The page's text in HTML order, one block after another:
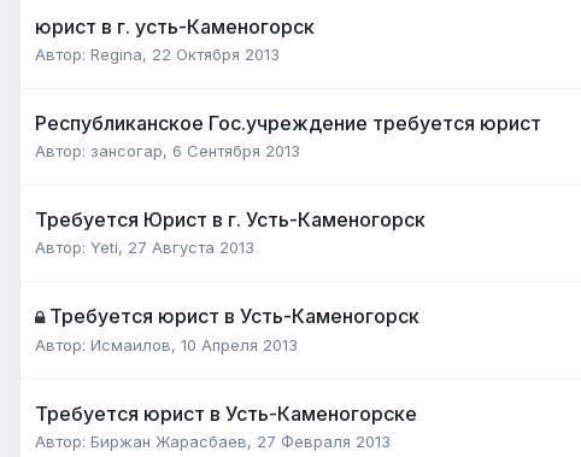
юрист в г. усть-Каменогорск
Автор: Regina, 22 Октября 2013
Республиканское Гос.учреждение требуется юрист
Автор: зансогар, 6 Сентября 2013
Требуется Юрист в г. Усть-Каменогорск
Автор: Yeti, 27 Августа 2013
Требуется юрист в Усть-Каменогорск
Автор: Исмаилов, 10 Апреля 2013
Требуется юрист в Усть-Каменогорске
Автор: Биржан Жарасбаев, 27 Февраля 2013